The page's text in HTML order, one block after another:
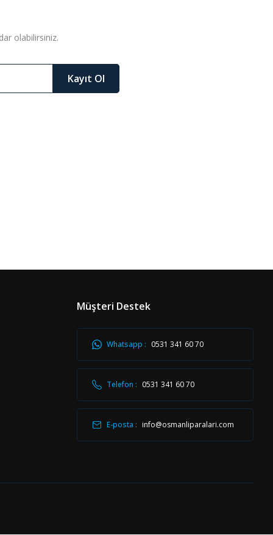
olabilirsiniz.
Kayıt Ol
Müşteri Destek
Whatsapp : 0531 341 60 70
Telefon : 0531 341 60 70
E-posta : info@osmanliparalari.com